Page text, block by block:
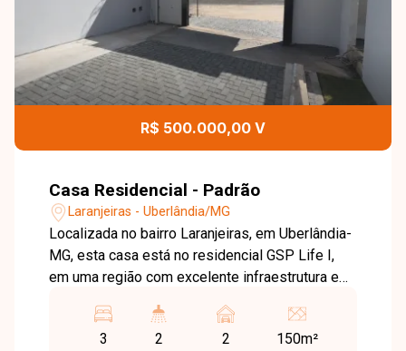
R$ 500.000,00 V
Casa Residencial - Padrão
Laranjeiras - Uberlândia/MG
Localizada no bairro Laranjeiras, em Uberlândia-
MG, esta casa está no residencial GSP Life I,
em uma região com excelente infraestrutura e
imóvel está próximo à UAI São Jorge, Super
Maxi Paineiras, Poliesportivo São Jorge, Escola
3
2
2
150m²